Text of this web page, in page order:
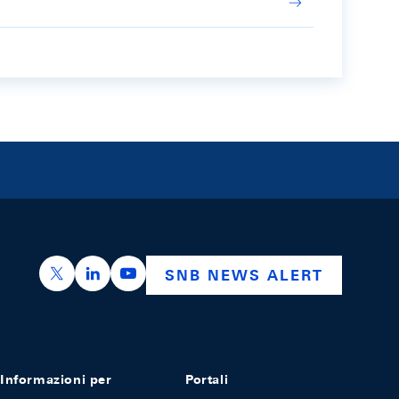
https://x.com/snb_bns
https://ch.linkedin.com/company/swiss-
https://www.youtube.com/
SNB NEWS ALERT
Informazioni per Portali